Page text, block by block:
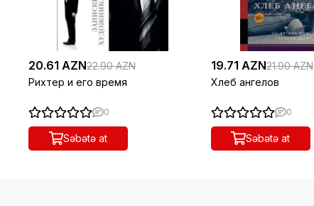
20.61 AZN22.90 AZN
Рихтер и его время
0
Səbətə at
19.71 AZN21.90 AZN
Хлеб ангелов
0
Səbətə at